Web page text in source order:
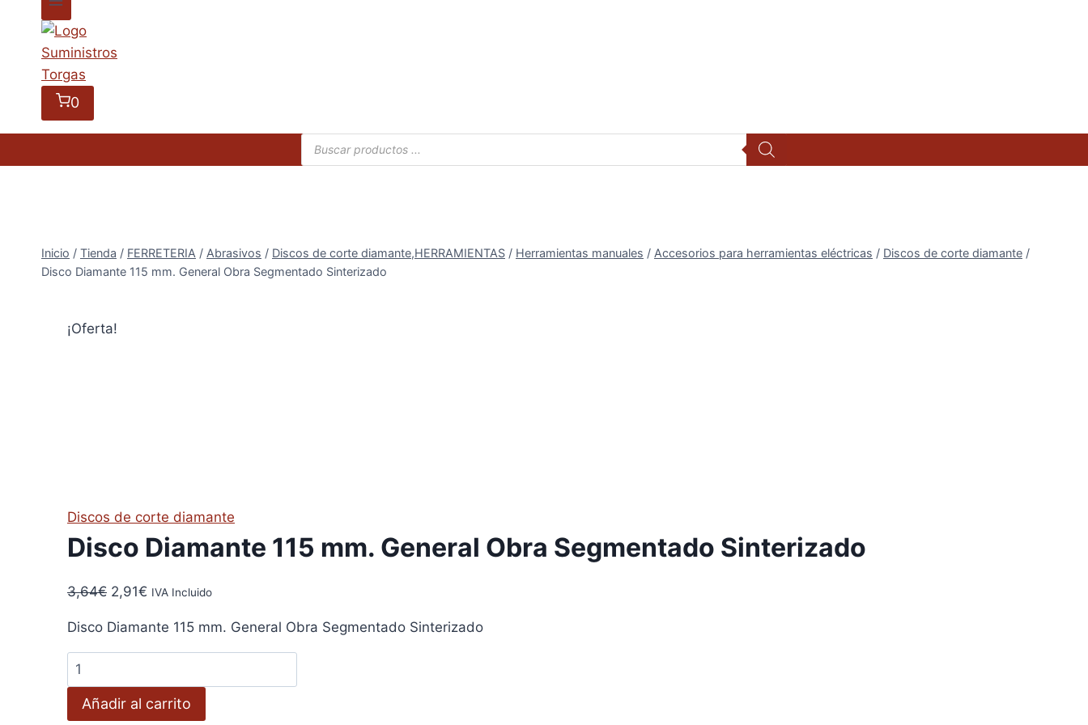
0
Búsqueda
de
productos
Inicio / Tienda / FERRETERIA / Abrasivos / Discos de corte diamante,HERRAMIENTAS / Herramientas manuales / Accesorios para herramientas eléctricas / Discos de corte diamante /
Disco Diamante 115 mm. General Obra Segmentado Sinterizado
¡Oferta!
Discos de corte diamante
Disco Diamante 115 mm. General Obra Segmentado Sinterizado
3,64€ El
original
era:
2,91€ El
actual
es:
IVA Incluido
Disco Diamante 115 mm. General Obra Segmentado Sinterizado
Disco
Diamante
115Añadir al carrito